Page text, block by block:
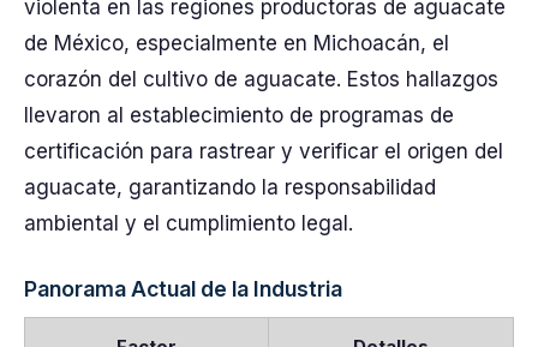
violenta en las regiones productoras de aguacate
de México, especialmente en Michoacán, el
corazón del cultivo de aguacate. Estos hallazgos
llevaron al establecimiento de programas de
certificación para rastrear y verificar el origen del
aguacate, garantizando la responsabilidad
ambiental y el cumplimiento legal.
Panorama Actual de la Industria